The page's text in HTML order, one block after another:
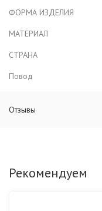
ФОРМА ИЗДЕЛИЯ
МАТЕРИАЛ
СТРАНА
Повод
Отзывы
Рекомендуем